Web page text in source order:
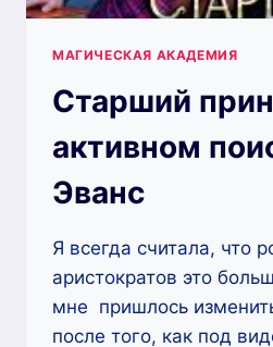
МАГИЧЕСКАЯ АКАДЕМИЯ
Старший
активном
Эванс
Я всегда считала, что
аристократов это
мне пришлось
после того, как под